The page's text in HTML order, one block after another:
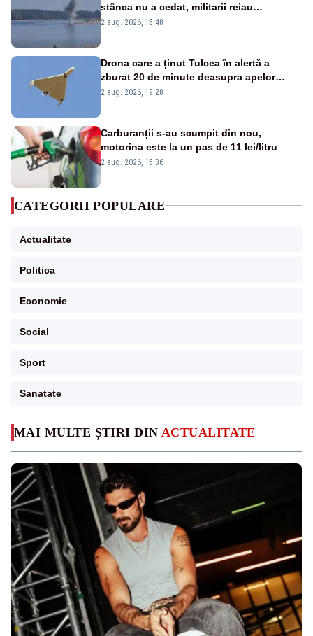
MAI MULTE ȘTIRI DIN ACTUALITATE
stânca nu a cedat, militarii reiau
detonările luni – VIDEO
2 aug. 2026, 15:48
Drona care a ținut Tulcea în alertă a
zburat 20 de minute deasupra apelor
României. Au fost ridicate două F-16
2 aug. 2026, 19:28
Carburanții s-au scumpit din nou,
motorina este la un pas de 11 lei/litru
2 aug. 2026, 15:36
CATEGORII POPULARE
Actualitate
Politica
Economie
Social
Sport
Sanatate